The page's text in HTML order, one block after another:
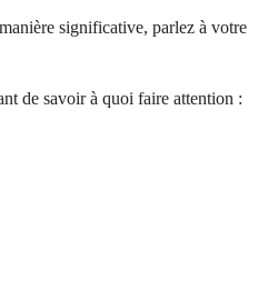
significative, parlez à votre
de savoir à quoi faire attention :